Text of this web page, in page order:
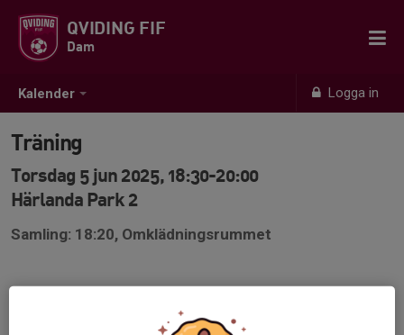
Kalender Logga in
QVIDING FIF
Dam
Träning
Torsdag 5 jun 2025, 18:30-20:00
Härlanda Park 2
Samling: 18:20, Omklädningsrummet